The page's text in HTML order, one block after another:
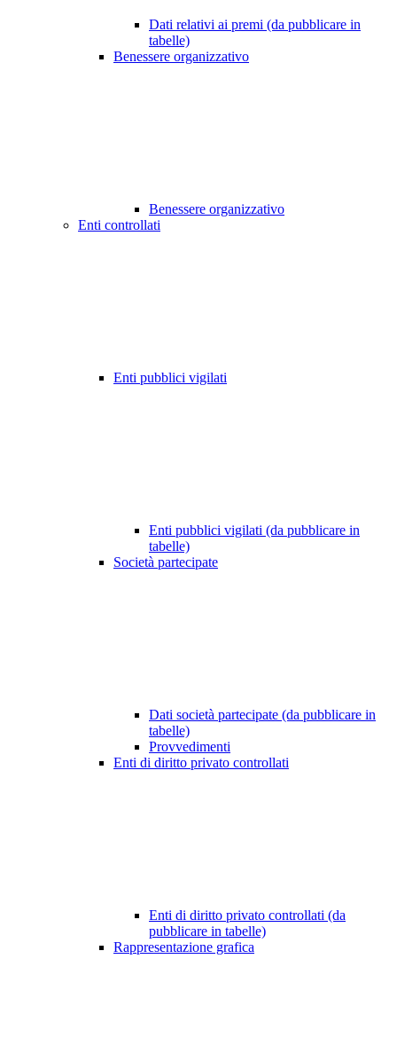
Dati relativi ai premi (da pubblicare in
tabelle)
Benessere organizzativo
Benessere organizzativo
Enti controllati
Enti pubblici vigilati
Enti pubblici vigilati (da pubblicare in
tabelle)
Società partecipate
Dati società partecipate (da pubblicare in
tabelle)
Provvedimenti
Enti di diritto privato controllati
Enti di diritto privato controllati (da
pubblicare in tabelle)
Rappresentazione grafica